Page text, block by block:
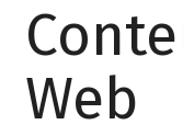
Web